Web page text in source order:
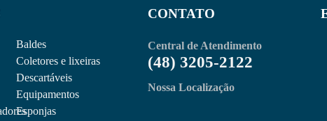
Leia Mais
Baldes
Coletores e lixeiras
Descartáveis
Equipamentos
Esponjas
CONTATO
Central de Atendimento
(48) 3205-2122
Nossa Localização